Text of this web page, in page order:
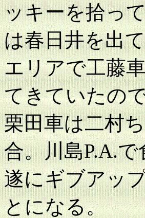
ッキーを拾っ
は春日井を出
エリアで工藤
てきていたの
栗田車は二村
合。川島P.A.
遂にギブアッ
とになる。